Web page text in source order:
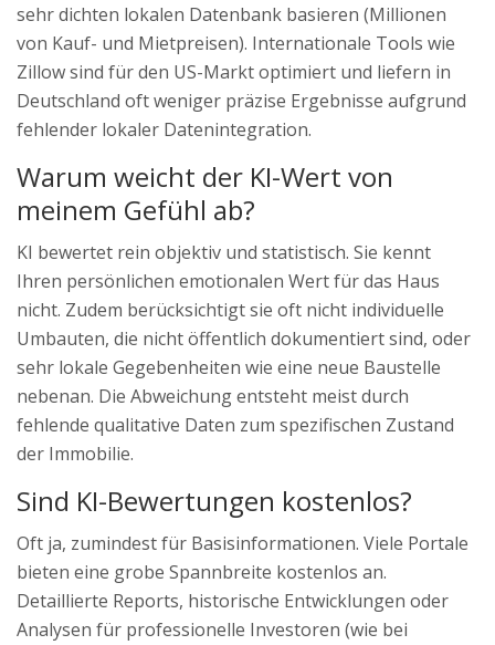
sehr dichten lokalen Datenbank basieren (Millionen
von Kauf- und Mietpreisen). Internationale Tools wie
Zillow sind für den US-Markt optimiert und liefern in
Deutschland oft weniger präzise Ergebnisse aufgrund
fehlender lokaler Datenintegration.
Warum weicht der KI-Wert von
meinem Gefühl ab?
KI bewertet rein objektiv und statistisch. Sie kennt
Ihren persönlichen emotionalen Wert für das Haus
nicht. Zudem berücksichtigt sie oft nicht individuelle
Umbauten, die nicht öffentlich dokumentiert sind, oder
sehr lokale Gegebenheiten wie eine neue Baustelle
nebenan. Die Abweichung entsteht meist durch
fehlende qualitative Daten zum spezifischen Zustand
der Immobilie.
Sind KI-Bewertungen kostenlos?
Oft ja, zumindest für Basisinformationen. Viele Portale
bieten eine grobe Spannbreite kostenlos an.
Detaillierte Reports, historische Entwicklungen oder
Analysen für professionelle Investoren (wie bei